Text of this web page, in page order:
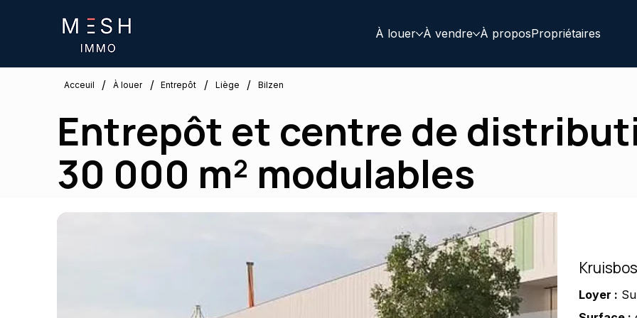
À louer À vendre À proposPropriétaires
Acceuil / À louer / Entrepôt / Liège / Bilzen
Entrepôt et centre de
30 000 m² modulables
Loyer :